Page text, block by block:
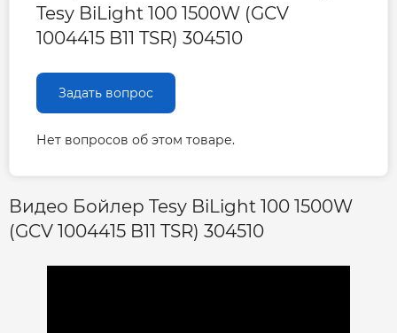
Tesy BiLight 100 1500W (GCV
1004415 B11 TSR) 304510
Задать вопрос
Нет вопросов об этом товаре.
Видео Бойлер Tesy BiLight 100 1500W
(GCV 1004415 B11 TSR) 304510